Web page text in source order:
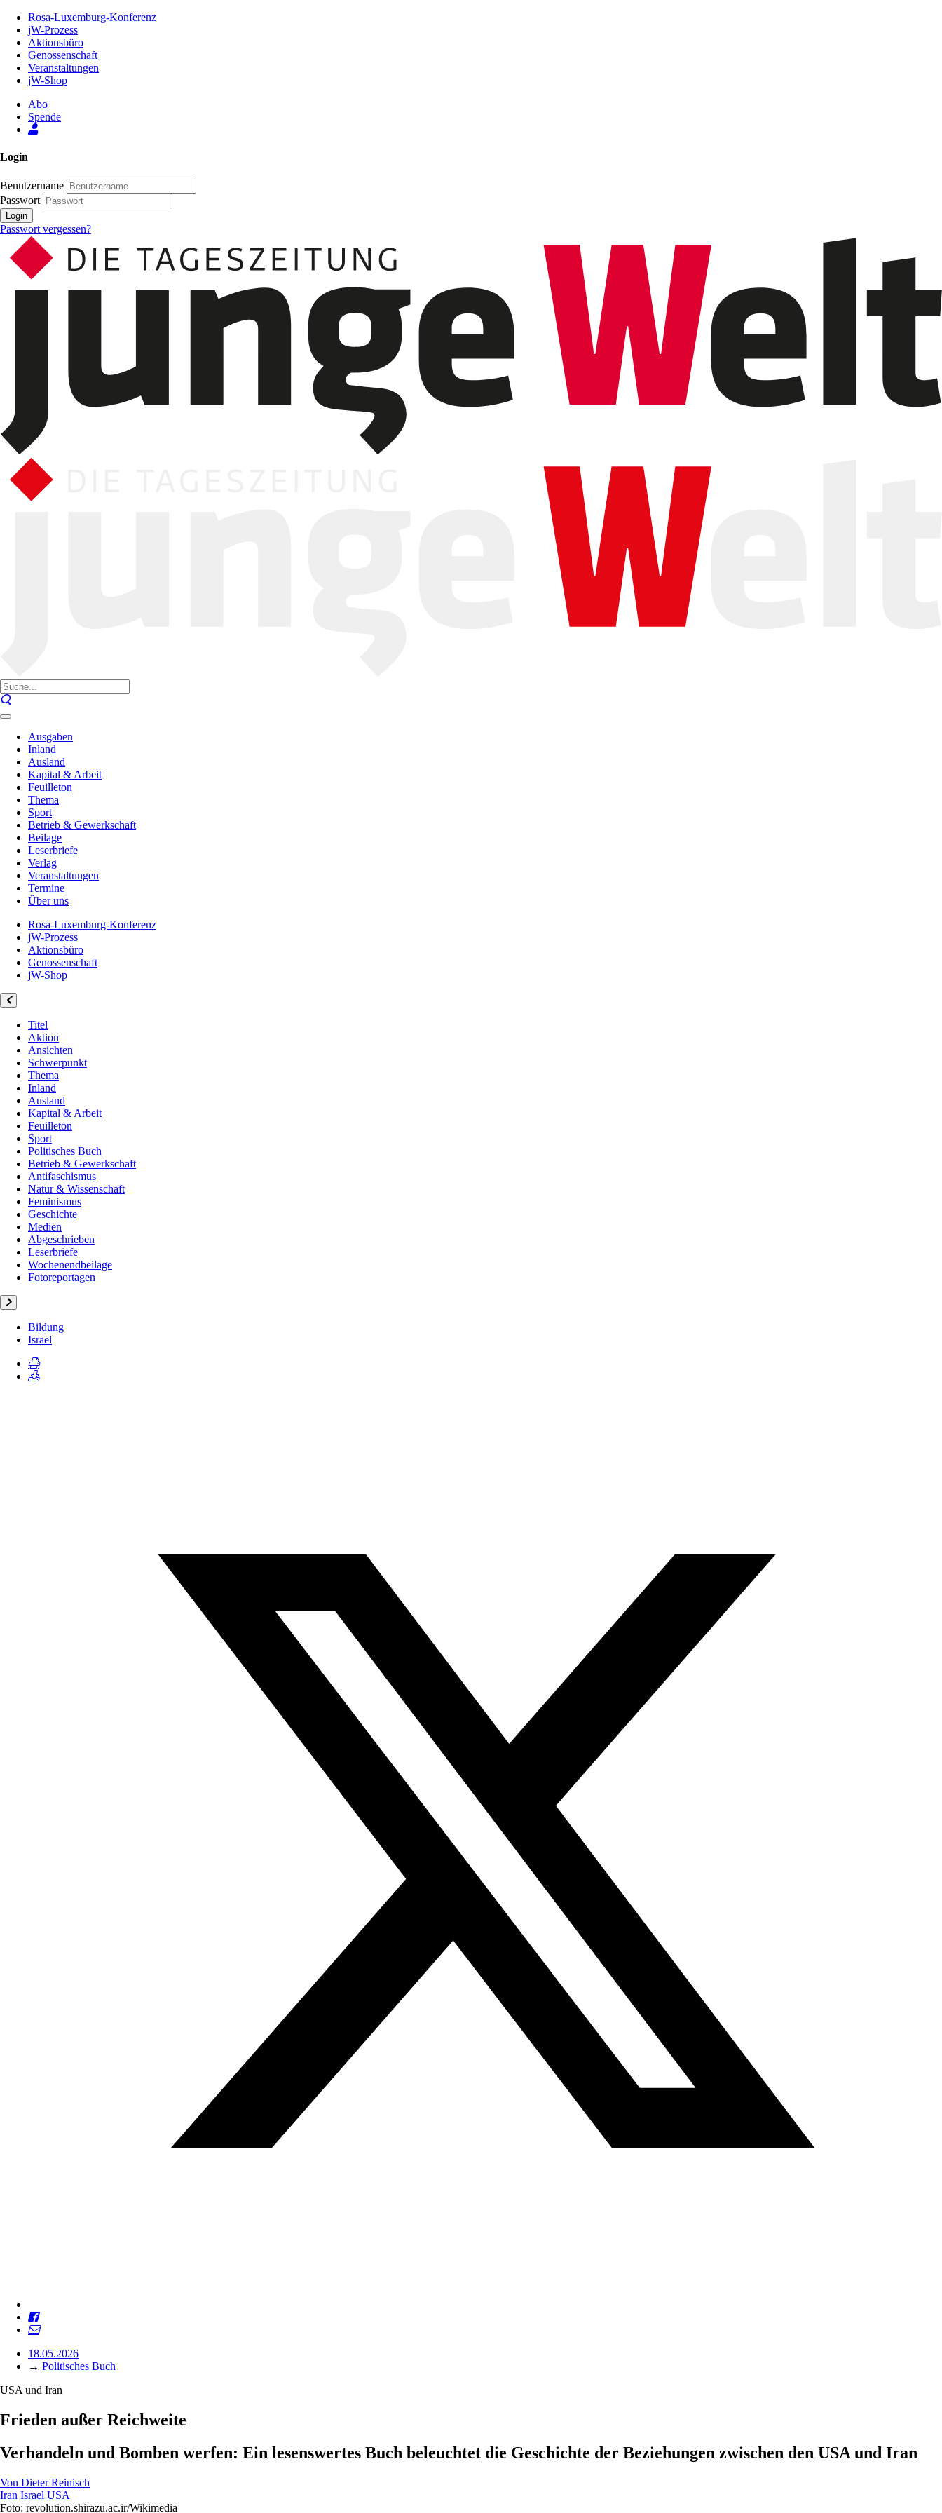
Inhalt
Seite
Rosa-Luxemburg-Konferenz
jW-Prozess
Aktionsbüro
Genossenschaft
Veranstaltungen
jW-Shop
Abo
Spende
Login
Benutzername
Passwort
Login
Passwort vergessen?
Ausgaben
Inland
Ausland
Kapital & Arbeit
Feuilleton
Thema
Sport
Betrieb & Gewerkschaft
Beilage
Leserbriefe
Verlag
Veranstaltungen
Termine
Über uns
Rosa-Luxemburg-Konferenz
jW-Prozess
Aktionsbüro
Genossenschaft
jW-Shop
Titel
Aktion
Ansichten
Schwerpunkt
Thema
Inland
Ausland
Kapital & Arbeit
Feuilleton
Sport
Politisches Buch
Betrieb & Gewerkschaft
Antifaschismus
Natur & Wissenschaft
Feminismus
Geschichte
Medien
Abgeschrieben
Leserbriefe
Wochenendbeilage
Fotoreportagen
Bildung
Israel
18.05.2026
→ Politisches Buch
USA und Iran
Frieden außer Reichweite
Verhandeln und Bomben werfen: Ein lesenswertes Buch beleuchtet die Geschichte der Beziehungen zwischen den USA und Iran
Von Dieter Reinisch
Iran Israel USA
Foto: revolution.shirazu.ac.ir/Wikimedia